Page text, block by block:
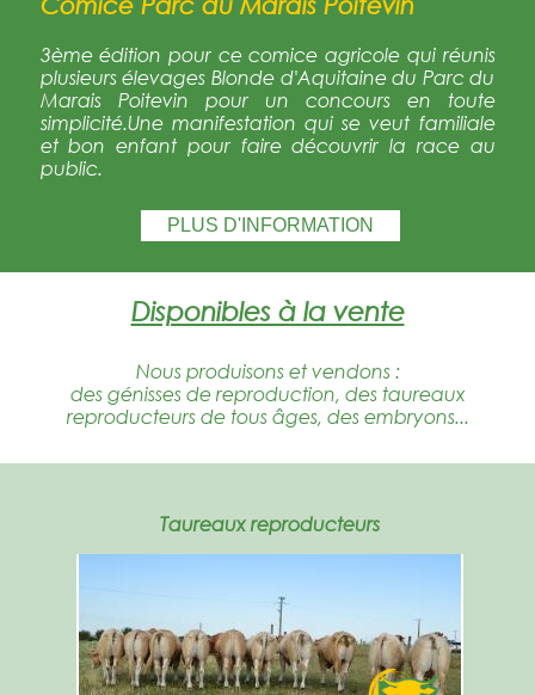
3ème édition pour ce comice agricole qui réunis
plusieurs élevages Blonde d'Aquitaine du Parc du
Marais Poitevin pour un concours en toute
simplicité.Une manifestation qui se veut familiale
et bon enfant pour faire découvrir la race au
public.
PLUS D'INFORMATION
Disponibles à la vente
Nous produisons et vendons :
des génisses de reproduction, des taureaux
reproducteurs de tous âges, des embryons...
Taureaux reproducteurs